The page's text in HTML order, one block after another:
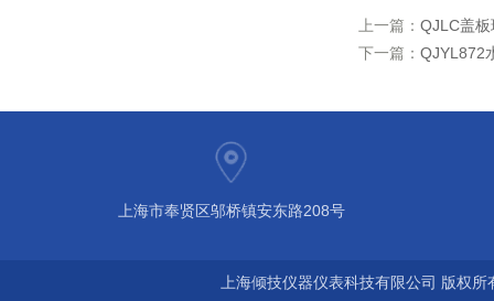
上一篇： QJLC盖
下一篇： QJYL872
上海市奉贤区邬桥镇安东路208号
上海倾技仪器仪表科技有限公司 版权